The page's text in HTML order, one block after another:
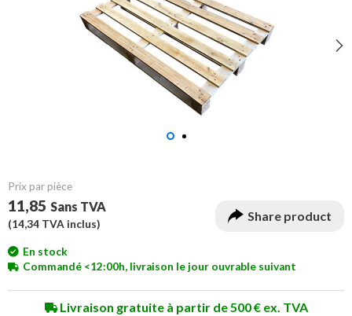
Prix ​​par pièce
11,85 Sans TVA
(14,34 TVA inclus)
Share product
En stock
Commandé <12:00h, livraison le jour ouvrable suivant
Livraison gratuite à partir de 500 € ex. TVA